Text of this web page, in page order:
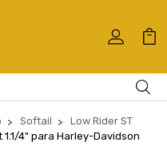
Softail
Low Rider ST
4" para Harley-Davidson